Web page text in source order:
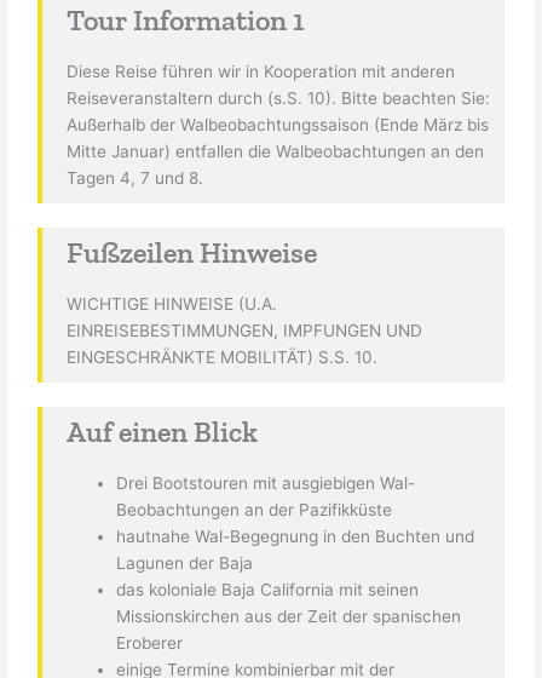
Tour Information 1
Diese Reise führen wir in Kooperation mit anderen
Reiseveranstaltern durch (s.S. 10). Bitte beachten Sie:
Außerhalb der Walbeobachtungssaison (Ende März bis
Mitte Januar) entfallen die Walbeobachtungen an den
Tagen 4, 7 und 8.
Fußzeilen Hinweise
WICHTIGE HINWEISE (U.A.
EINREISEBESTIMMUNGEN, IMPFUNGEN UND
EINGESCHRÄNKTE MOBILITÄT) S.S. 10.
Auf einen Blick
Drei Bootstouren mit ausgiebigen Wal-
Beobachtungen an der Pazifikküste
hautnahe Wal-Begegnung in den Buchten und
Lagunen der Baja
das koloniale Baja California mit seinen
Missionskirchen aus der Zeit der spanischen
Eroberer
einige Termine kombinierbar mit der